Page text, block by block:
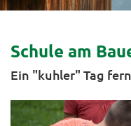
Schule am
Ein "kuhler" Tag